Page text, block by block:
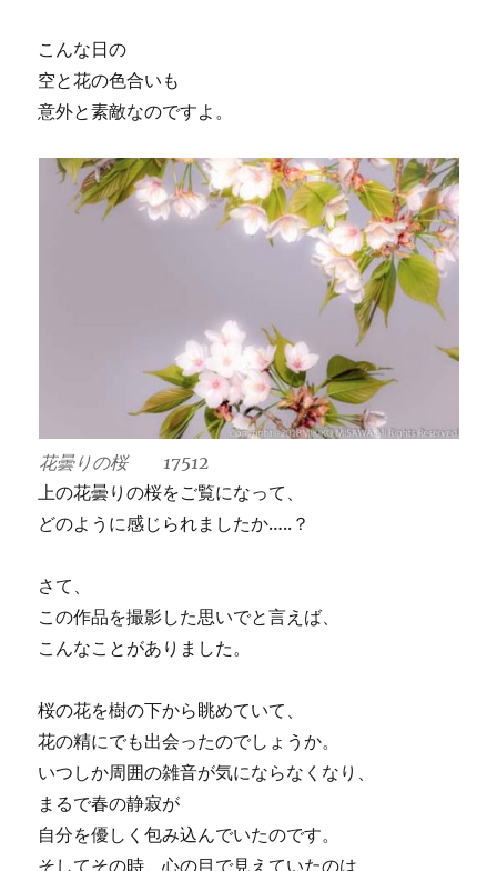
こんな日の
空と花の色合いも
意外と素敵なのですよ。
花曇りの桜 17512
上の花曇りの桜をご覧になって、
どのように感じられましたか…..？
さて、
この作品を撮影した思いでと言えば、
こんなことがありました。
桜の花を樹の下から眺めていて、
花の精にでも出会ったのでしょうか。
いつしか周囲の雑音が気にならなくなり、
まるで春の静寂が
自分を優しく包み込んでいたのです。
そしてその時、心の目で見えていたのは